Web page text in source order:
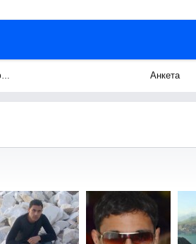
Doniyor Shousmonov Анкета